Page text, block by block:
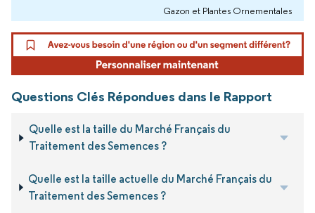
Gazon et Plantes Ornementales
Questions Clés Répondues dans le Rapport
Quelle est la taille du Marché Français du
Traitement des Semences ?
Quelle est la taille actuelle du Marché Français du
Traitement des Semences ?